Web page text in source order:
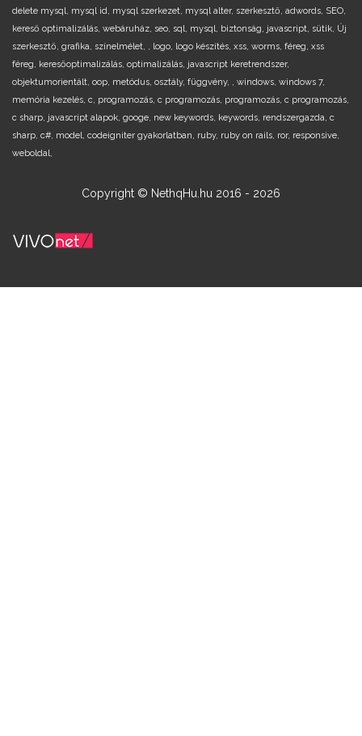
delete mysql, mysql id, mysql szerkezet, mysql alter, szerkesztő, adwords, SEO,
kereső optimalizálás, webáruház, seo, sql, mysql, biztonság, javascript, sütik, Új
szerkesztő, grafika, színelmélet, , logo, logo készítés, xss, worms, féreg, xss
féreg, keresőoptimalizálás, optimalizálás, javascript keretrendszer,
objektumorientált, oop, metódus, osztály, függvény, , windows, windows 7,
memória kezelés, c, programozás, c programozás, programozás, c programozás,
c sharp, javascript alapok, googe, new keywords, keywords, rendszergazda, c
sharp, c#, model, codeigniter gyakorlatban, ruby, ruby on rails, ror, responsive,
weboldal,
Copyright © NethqHu.hu 2016 - 2026